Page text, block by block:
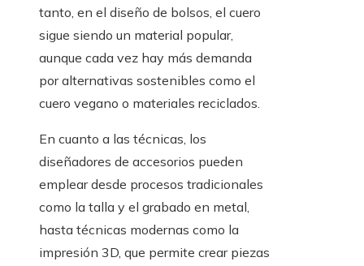
tanto, en el diseño de bolsos, el cuero
sigue siendo un material popular,
aunque cada vez hay más demanda
por alternativas sostenibles como el
cuero vegano o materiales reciclados.
En cuanto a las técnicas, los
diseñadores de accesorios pueden
emplear desde procesos tradicionales
como la talla y el grabado en metal,
hasta técnicas modernas como la
impresión 3D, que permite crear piezas